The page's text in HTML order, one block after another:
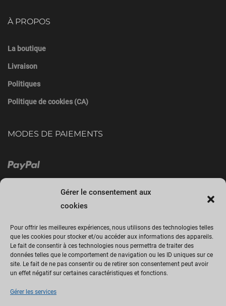
Gérer le consentement aux
cookies
Pour offrir les meilleures expériences, nous utilisons des technologies telles
que les cookies pour stocker et/ou accéder aux informations des appareils.
Le fait de consentir à ces technologies nous permettra de traiter des
données telles que le comportement de navigation ou les ID uniques sur ce
site. Le fait de ne pas consentir ou de retirer son consentement peut avoir
un effet négatif sur certaines caractéristiques et fonctions.
Gérer les services
À PROPOS
La boutique
Livraison
Politiques
Politique de cookies (CA)
MODES DE PAIEMENTS
Cliquez sur « J’accepte » pour activer
Facebook
Politique de cookies